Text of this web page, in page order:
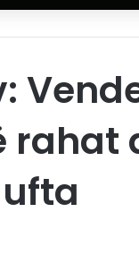
rahat